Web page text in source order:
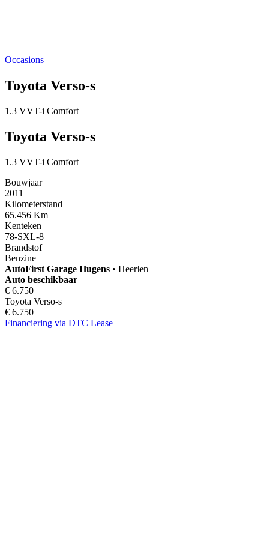
Occasions
Toyota Verso-s
1.3 VVT-i Comfort
Toyota Verso-s
1.3 VVT-i Comfort
Bouwjaar
2011
Kilometerstand
65.456 Km
Kenteken
78-SXL-8
Brandstof
Benzine
AutoFirst Garage Hugens • Heerlen
Auto beschikbaar
€ 6.750
Toyota Verso-s
€ 6.750
Financiering via DTC Lease